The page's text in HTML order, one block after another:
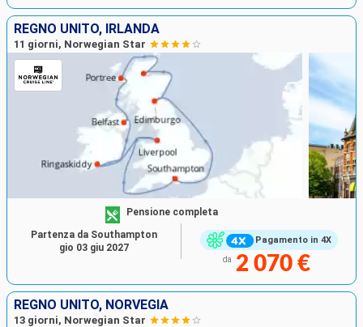
REGNO UNITO, IRLANDA
11 giorni, Norwegian Star
Pagamento in 4X
Pensione completa
da 2 070 €
Partenza da Southampton
gio 03 giu 2027
REGNO UNITO, NORVEGIA
13 giorni, Norwegian Star